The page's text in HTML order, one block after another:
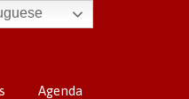
Agenda